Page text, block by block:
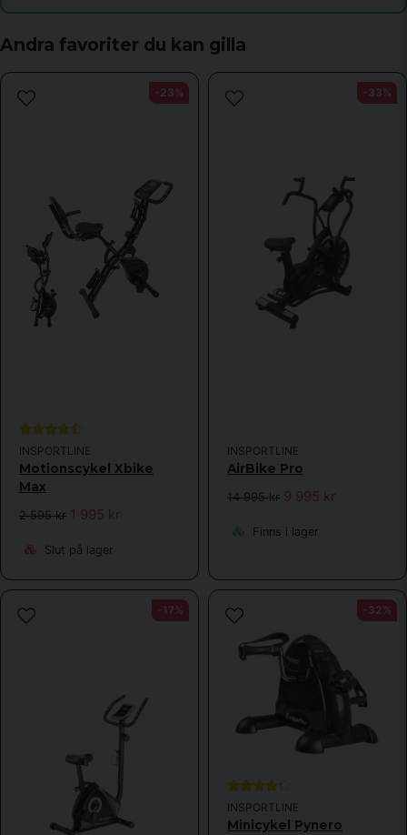
Ja, ni får publicera min fråga
Andra favoriter du kan gilla
INSPORTLINE
Motionscykel Xbike
Max
2 595 kr 1 995 kr
Slut på lager
-23%
INSPORTLINE
AirBike Pro
14 995 kr 9 995 kr
Finns i lager
-33%
-17%
INSPORTLINE
Minicykel Pynero
-32%